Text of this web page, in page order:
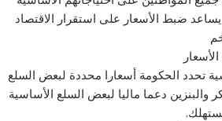
ضبط الأسعار على استقرار الاقتصاد
تحدد الحكومة أسعارا محددة لبعض السلع
والبنزين دعما ماليا لبعض السلع الأساسية